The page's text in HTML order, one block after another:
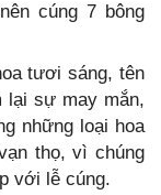
cúng 7 bông
tươi sáng, tên
lại sự may mắn,
những loại hoa
thọ, vì chúng
với lễ cúng.